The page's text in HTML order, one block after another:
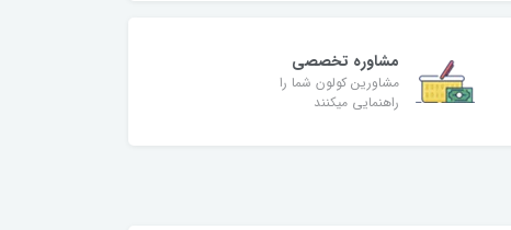
مشاوره تخصصی
مشاورین کولون شما را
راهنمایی میکنند